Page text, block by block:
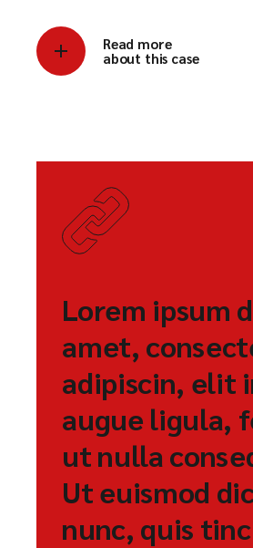
Read more
about this case
Lorem ipsum
amet,
adipiscin, elit
augue ligula,
ut nulla
Ut euismod
nunc, quis